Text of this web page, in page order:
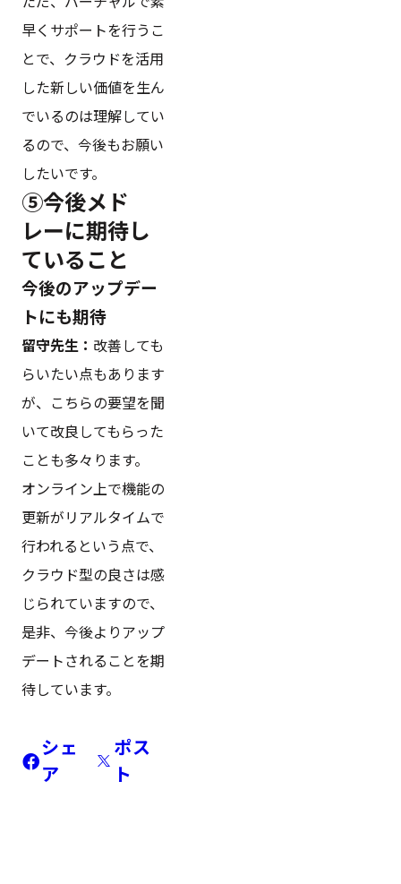
早くサポートを行うこ
とで、クラウドを活用
した新しい価値を生ん
でいるのは理解してい
るので、今後もお願い
したいです。
⑤今後メド
レーに期待し
ていること
今後のアップデー
トにも期待
留守先生： 改善しても
らいたい点もあります
が、こちらの要望を聞
いて改良してもらった
ことも多々ります。
オンライン上で機能の
更新がリアルタイムで
行われるという点で、
クラウド型の良さは感
じられていますので、
是非、今後よりアップ
デートされることを期
待しています。
シェ
ア
ポス
ト